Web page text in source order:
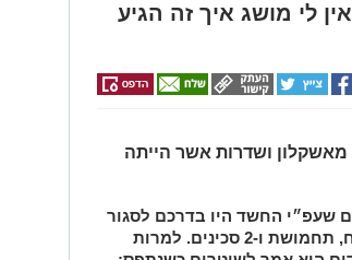
לי מושג איך זה הגיע
ושדרות אשר הייתה
שעפ״י החשד היו בדרכם לסגור
חשבון עם יריביהם. על גופם נתפסו: אקדח, תחמושת ו-2 סכינים. למרות